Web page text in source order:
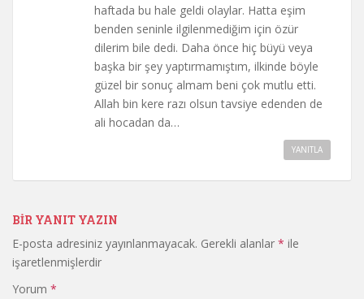
haftada bu hale geldi olaylar. Hatta eşim
benden seninle ilgilenmediğim için özür
dilerim bile dedi. Daha önce hiç büyü veya
başka bir şey yaptırmamıştım, ilkinde böyle
güzel bir sonuç almam beni çok mutlu etti.
Allah bin kere razı olsun tavsiye edenden de
ali hocadan da…
YANITLA
BIR YANIT YAZIN
E-posta adresiniz yayınlanmayacak. Gerekli alanlar * ile
işaretlenmişlerdir
Yorum *